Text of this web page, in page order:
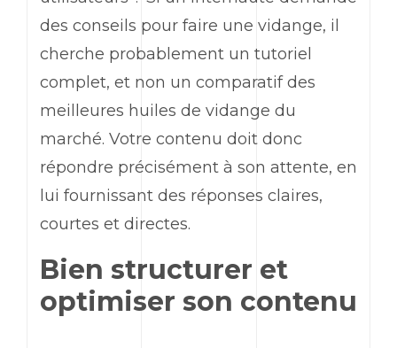
des conseils pour faire une vidange, il
cherche probablement un tutoriel
complet, et non un comparatif des
meilleures huiles de vidange du
marché. Votre contenu doit donc
répondre précisément à son attente, en
lui fournissant des réponses claires,
courtes et directes.
Bien structurer et
optimiser son contenu